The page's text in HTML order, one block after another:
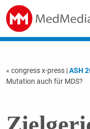
« congress x-press |ASH
Mutation auch für MDS?